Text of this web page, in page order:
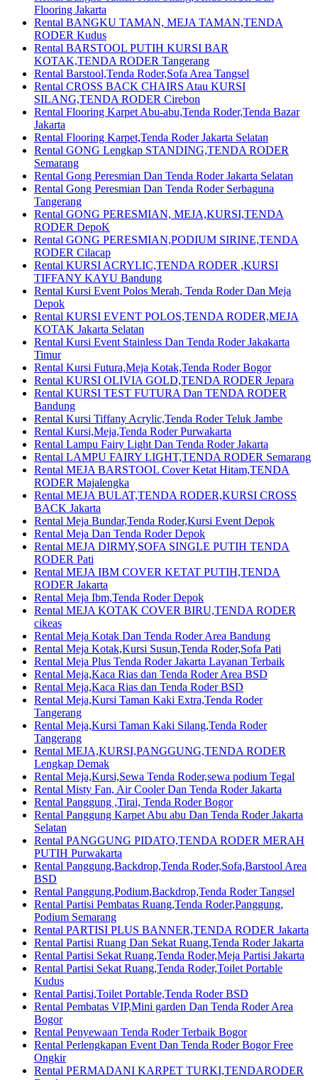
Flooring Jakarta
Rental BANGKU TAMAN, MEJA TAMAN,TENDA
RODER Kudus
Rental BARSTOOL PUTIH KURSI BAR
KOTAK,TENDA RODER Tangerang
Rental Barstool,Tenda Roder,Sofa Area Tangsel
Rental CROSS BACK CHAIRS Atau KURSI
SILANG,TENDA RODER Cirebon
Rental Flooring Karpet Abu-abu,Tenda Roder,Tenda Bazar
Jakarta
Rental Flooring Karpet,Tenda Roder Jakarta Selatan
Rental GONG Lengkap STANDING,TENDA RODER
Semarang
Rental Gong Peresmian Dan Tenda Roder Jakarta Selatan
Rental Gong Peresmian Dan Tenda Roder Serbaguna
Tangerang
Rental GONG PERESMIAN, MEJA,KURSI,TENDA
RODER DepoK
Rental GONG PERESMIAN,PODIUM SIRINE,TENDA
RODER Cilacap
Rental KURSI ACRYLIC,TENDA RODER ,KURSI
TIFFANY KAYU Bandung
Rental Kursi Event Polos Merah, Tenda Roder Dan Meja
Depok
Rental KURSI EVENT POLOS,TENDA RODER,MEJA
KOTAK Jakarta Selatan
Rental Kursi Event Stainless Dan Tenda Roder Jakakarta
Timur
Rental Kursi Futura,Meja Kotak,Tenda Roder Bogor
Rental KURSI OLIVIA GOLD,TENDA RODER Jepara
Rental KURSI TEST FUTURA Dan TENDA RODER
Bandung
Rental Kursi Tiffany Acrylic,Tenda Roder Teluk Jambe
Rental Kursi,Meja,Tenda Roder Purwakarta
Rental Lampu Fairy Light Dan Tenda Roder Jakarta
Rental LAMPU FAIRY LIGHT,TENDA RODER Semarang
Rental MEJA BARSTOOL Cover Ketat Hitam,TENDA
RODER Majalengka
Rental MEJA BULAT,TENDA RODER,KURSI CROSS
BACK Jakarta
Rental Meja Bundar,Tenda Roder,Kursi Event Depok
Rental Meja Dan Tenda Roder Depok
Rental MEJA DIRMY,SOFA SINGLE PUTIH TENDA
RODER Pati
Rental MEJA IBM COVER KETAT PUTIH,TENDA
RODER Jakarta
Rental Meja Ibm,Tenda Roder Depok
Rental MEJA KOTAK COVER BIRU,TENDA RODER
cikeas
Rental Meja Kotak Dan Tenda Roder Area Bandung
Rental Meja Kotak,Kursi Susun,Tenda Roder,Sofa Pati
Rental Meja Plus Tenda Roder Jakarta Layanan Terbaik
Rental Meja,Kaca Rias dan Tenda Roder Area BSD
Rental Meja,Kaca Rias dan Tenda Roder BSD
Rental Meja,Kursi Taman Kaki Extra,Tenda Roder
Tangerang
Rental Meja,Kursi Taman Kaki Silang,Tenda Roder
Tangerang
Rental MEJA,KURSI,PANGGUNG,TENDA RODER
Lengkap Demak
Rental Meja,Kursi,Sewa Tenda Roder,sewa podium Tegal
Rental Misty Fan, Air Cooler Dan Tenda Roder Jakarta
Rental Panggung ,Tirai, Tenda Roder Bogor
Rental Panggung Karpet Abu abu Dan Tenda Roder Jakarta
Selatan
Rental PANGGUNG PIDATO,TENDA RODER MERAH
PUTIH Purwakarta
Rental Panggung,Backdrop,Tenda Roder,Sofa,Barstool Area
BSD
Rental Panggung,Podium,Backdrop,Tenda Roder Tangsel
Rental Partisi Pembatas Ruang,Tenda Roder,Panggung,
Podium Semarang
Rental PARTISI PLUS BANNER,TENDA RODER Jakarta
Rental Partisi Ruang Dan Sekat Ruang,Tenda Roder Jakarta
Rental Partisi Sekat Ruang,Tenda Roder,Meja Partisi Jakarta
Rental Partisi Sekat Ruang,Tenda Roder,Toilet Portable
Kudus
Rental Partisi,Toilet Portable,Tenda Roder BSD
Rental Pembatas VIP,Mini garden Dan Tenda Roder Area
Bogor
Rental Penyewaan Tenda Roder Terbaik Bogor
Rental Perlengkapan Event Dan Tenda Roder Bogor Free
Ongkir
Rental PERMADANI KARPET TURKI,TENDARODER